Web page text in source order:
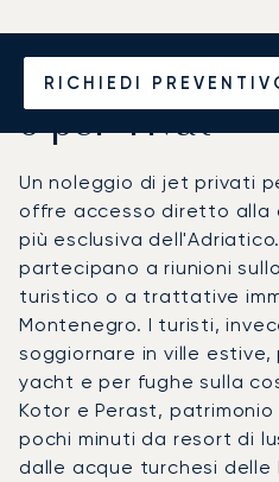
RICHIEDI
Noleggia un
o per Tivat
Un noleggio di jet privati
offre accesso diretto alla
più esclusiva
partecipano a riunioni
turistico o a trattative
Montenegro. I turisti,
soggiornare in ville
yacht e per fughe sulla
Kotor e Perast, patrimonio
pochi minuti da resort di
dalle acque turchesi